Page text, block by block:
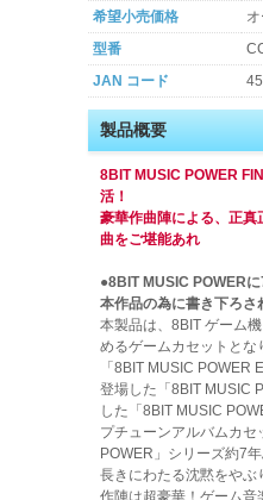
希望小売価格
型番
JAN コード
製品概要
8BIT MUSIC POWER
活！
豪華作曲陣による、正
曲をご堪能あれ
●8BIT MUSIC POWER
本作品の為に書き下ろさ
本製品は、8BIT ゲーム
めるゲームカセットとな
「8BIT MUSIC POWER
登場した「8BIT MUSIC
した「8BIT MUSIC
プチューンアルバムカセ
POWER」シリーズ約7
長きにわたる沈黙をやぶ
作陣は超豪華！ゲーム